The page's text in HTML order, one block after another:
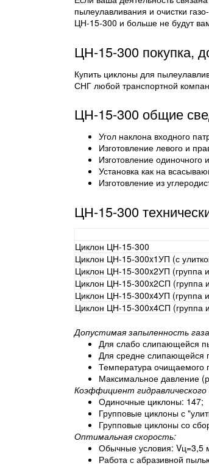
пылеулавливания и очистки
ЦН-15-300 и больше не будут
ЦН-15-300 покупка,
Купить циклоны для
СНГ любой транспортной
ЦН-15-300 общие
Угол наклона входного
Изготовление левого и
Изготовление одиночного
Установка как на
Изготовление из
ЦН-15-300
Циклон ЦН-15-300
Циклон ЦН-15-300x1УП (с
Циклон ЦН-15-300x2УП (группа
Циклон ЦН-15-300x2СП (группа
Циклон ЦН-15-300x4УП (группа
Циклон ЦН-15-300x4СП (группа
Допустимая запыленность
Для слабо слипающейся
Для средне слипающейся
Температура очищаемого
Максимальное давление
Коэффициент
Одиночные циклоны: 147;
Групповые циклоны с
Групповые циклоны со
Оптимальная скорость:
Обычные условия: Vц=3,5
Работа с абразивной